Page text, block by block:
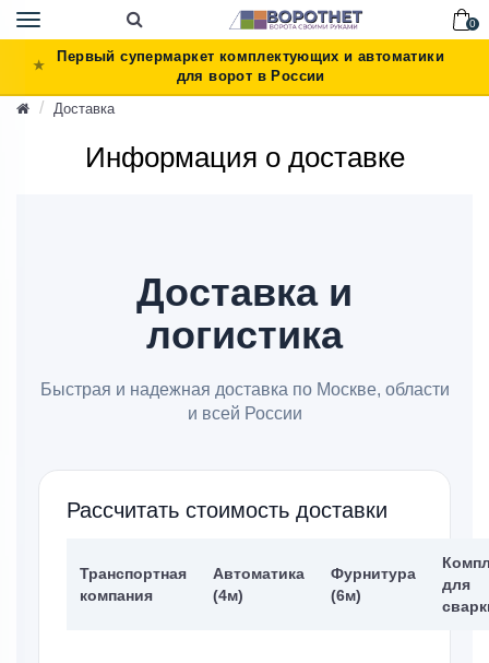
Toggle
navigation
0
Первый супермаркет комплектующих и автоматики
для ворот в России
Доставка
Информация о доставке
Доставка и
логистика
Быстрая и надежная доставка по Москве, области
и всей России
Рассчитать стоимость доставки
Транспортная
компания
Автоматика
(4м)
Фурнитура
(6м)
для